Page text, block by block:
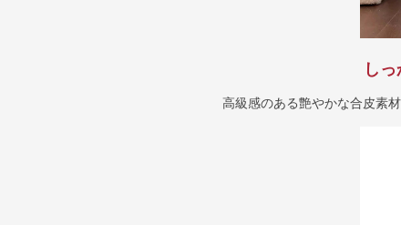
し
高級感のある艶やかな合皮素